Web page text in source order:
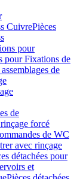
CuivrePièces
pour
pour Fixations de
de
de
forcé
de WC
avec rinçage
détachées pour
et